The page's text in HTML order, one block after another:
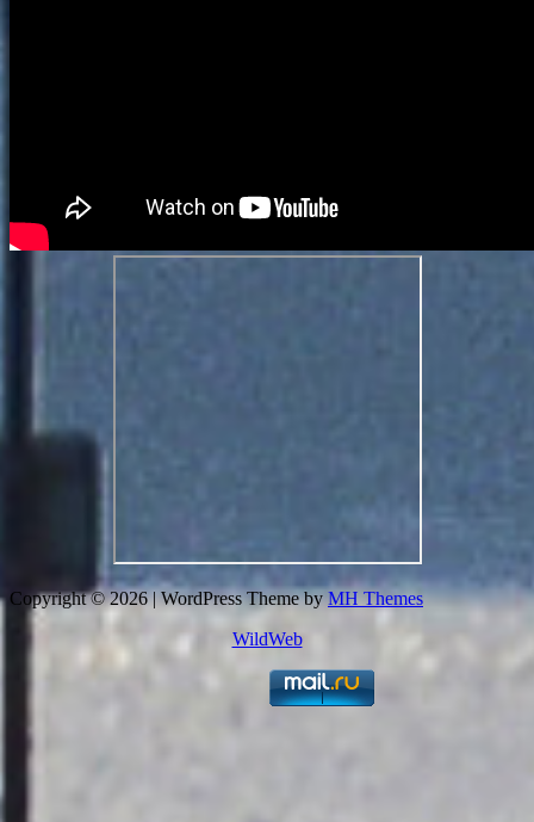
Copyright © 2026 | WordPress Theme byMH Themes
WildWeb